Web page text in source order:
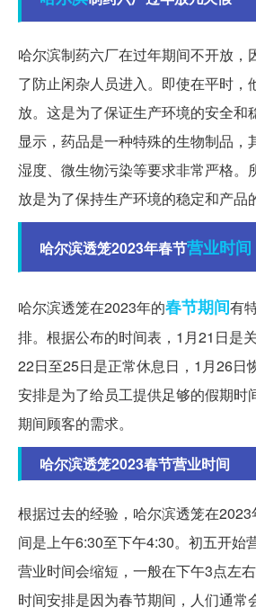
哈尔滨制药六厂在过年期间不开放，
了防止闲杂人员进入。即使在平时，
放。这是为了保证生产环境的安全和
显示，药品是一种特殊的生物制品，
湿度、微生物污染等要求非常严格。
放是为了保持生产环境的稳定和产品
哈尔滨透笼2023年春节营业时间
哈尔滨透笼在2023年的春节期间有
排。根据公布的时间表，1月21日是
22日至25日是正常休息日，1月26日
安排是为了给员工提供足够的假期时
期间顾客的需求。
哈尔滨透笼2023春节营业时间
根据过去的经验，哈尔滨透笼在
间是上午6:30至下午4:30。初五开始
营业时间会缩短，一般在下午3点左
时间安排是因为春节期间，人们通常